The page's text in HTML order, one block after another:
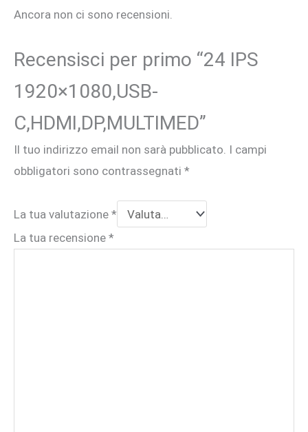
Ancora non ci sono recensioni.
Recensisci per primo “24 IPS
1920×1080,USB-
C,HDMI,DP,MULTIMED”
Il tuo indirizzo email non sarà pubblicato. I campi
obbligatori sono contrassegnati *
La tua valutazione *
La tua recensione *